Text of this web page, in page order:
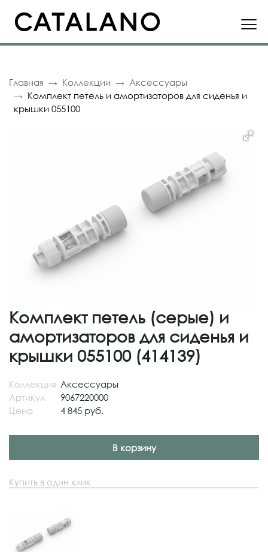
Главная Коллекции
Аксессуары
Комплект петель и амортизаторов для сиденья и
крышки 055100
Комплект петель (серые) и
амортизаторов для сиденья и
крышки 055100 (414139)
Коллекция Аксессуары
Артикул
9067220000
Цена
4 845 руб.
В корзину
Купить в один клик